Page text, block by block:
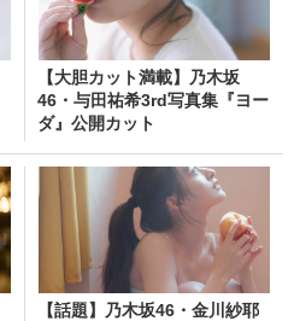
【大胆カット満載】乃木坂
46・与田祐希3rd写真集『ヨー
ダ』公開カット
【話題】乃木坂46・金川紗耶